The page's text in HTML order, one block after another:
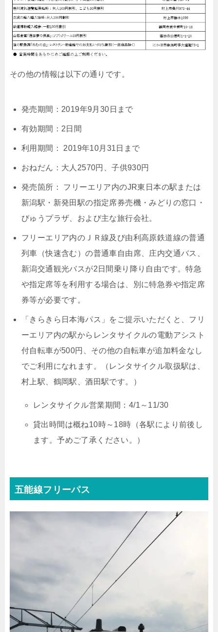
その他の情報は以下の通りです。
発売期間：2019年9月30日まで
有効期間：2日間
利用期間： 2019年10月31日まで
おねだん：大人2570円、子供930円
発売箇所： フリーエリア内のJR東日本の駅または
新潟駅・新発田駅の指定席券売機・みどりの窓口・
びゅうプラザ、および主な旅行会社。
フリーエリア内のＪＲ線及び由利高原鉄道線の普通
列車（快速含む）の普通車自由席、庄内交通バス、
新潟交通観光バスが2日間乗り降り自由です。特急
や指定席等を利用する場合は、別に特急券や指定席
券等が必要です。
「きらきら日本海パス」をご提示いただくと、フリ
ーエリア内の駅からレンタサイクルの電動アシスト
付自転車が500円、その他の自転車が追加料金なし
でご利用になれます。（レンタサイクル取扱駅は、
村上駅、鶴岡駅、酒田駅です。）
レンタサイクル営業期間：4/1～11/30
貸出時間は概ね10時～18時（各駅により前後し
ます。予めご了承ください。）
五能線フリーパス